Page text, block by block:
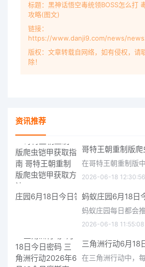
标题：黑神话悟空毒统领BOSS怎么打
攻略(图文)
链接：
https://www.danji9.com/news/
版权：文章转载自网络，如有侵权，请
除！
资讯推荐
在哥特王朝重制版
2026-06-18 12:30:56
蚂蚁庄园6月18日
蚂蚁庄园每日都会
2026-06-18 11:55:08
在三角洲行动中，